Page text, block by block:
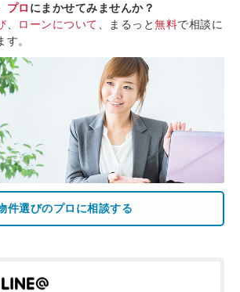
プロ にまかせてみませんか？
ローンについて 、まるっと無料で相談に
。
件選びのプロに相談する